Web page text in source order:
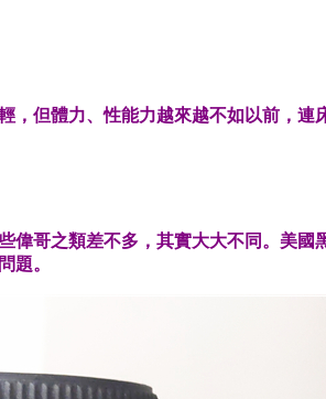
，但體力、性能力越來越不如以前，
偉哥之類差不多，其實大大不同。美
題。